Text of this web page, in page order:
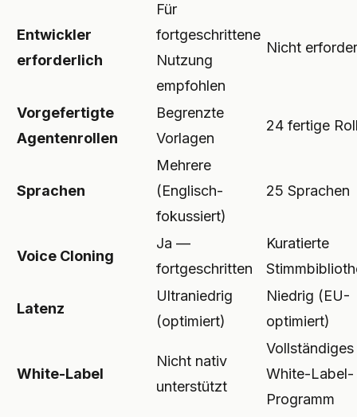
Entwickler
erforderlich
Für
fortgeschrittene
Nutzung
empfohlen
Nicht
Vorgefertigte
Agentenrollen
Begrenzte
Vorlagen
24 fertige
Sprachen
Mehrere
(Englisch-
fokussiert)
25 Sprachen
Voice Cloning
Ja —
fortgeschritten
Kuratierte
Latenz
Ultraniedrig
(optimiert)
Niedrig (EU-
optimiert)
White-Label
Nicht nativ
unterstützt
Vollständiges
White-Label-
Programm